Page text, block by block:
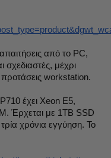
από το PC,
σχεδιαστές, μέχρι
προτάσεις workstation.
έχει Xeon E5,
Έρχεται με 1TB SSD
χρόνια εγγύηση. Το